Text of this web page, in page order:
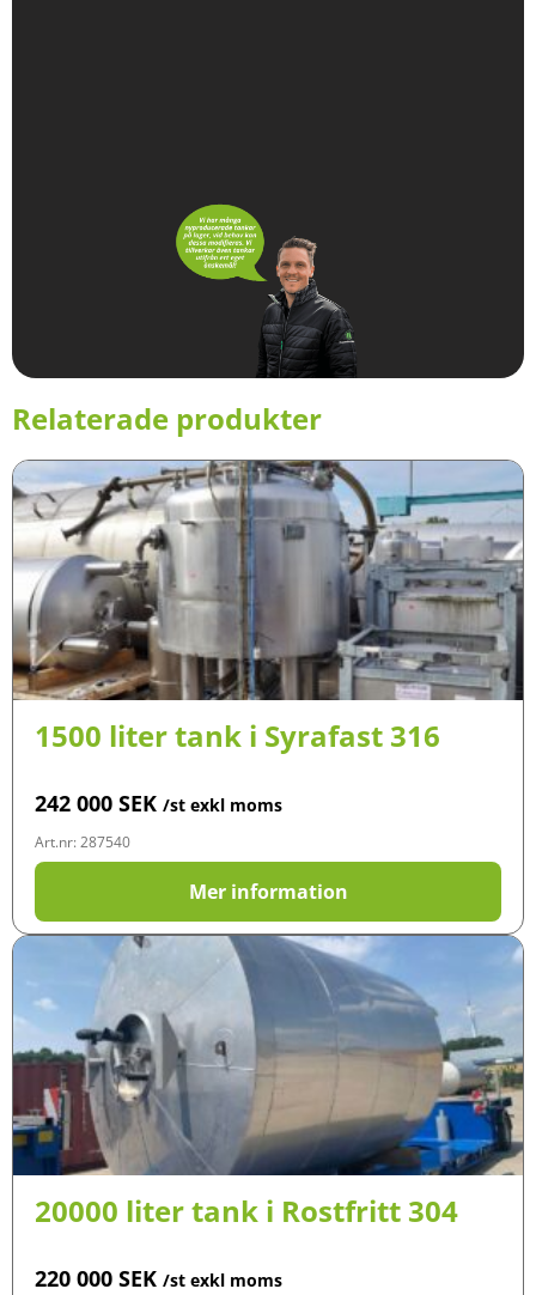
Relaterade produkter
1500 liter tank i Syrafast 316
242 000 SEK /st exkl moms
Art.nr: 287540
Mer information
20000 liter tank i Rostfritt 304
220 000 SEK /st exkl moms